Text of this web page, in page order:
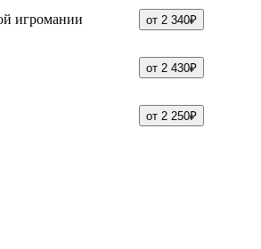
игромании от 2 340₽
от 2 430₽
от 2 250₽